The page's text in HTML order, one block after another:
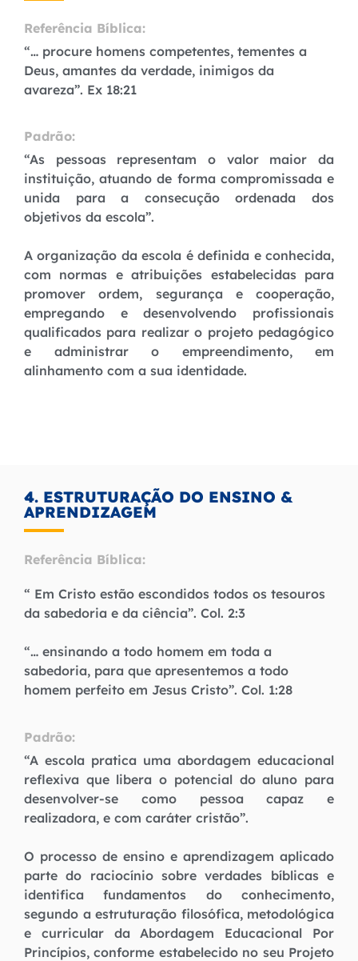
Referência Bíblica:
“… procure homens competentes, tementes a
Deus, amantes da verdade, inimigos da
avareza”. Ex 18:21
Padrão:
“As pessoas representam o valor maior da
instituição, atuando de forma compromissada e
unida para a consecução ordenada dos
objetivos da escola”.
A organização da escola é definida e conhecida,
com normas e atribuições estabelecidas para
promover ordem, segurança e cooperação,
empregando e desenvolvendo profissionais
qualificados para realizar o projeto pedagógico
e administrar o empreendimento, em
alinhamento com a sua identidade.
4. ESTRUTURAÇÃO DO ENSINO &
APRENDIZAGEM
Referência Bíblica:
“ Em Cristo estão escondidos todos os tesouros
da sabedoria e da ciência”. Col. 2:3
“… ensinando a todo homem em toda a
sabedoria, para que apresentemos a todo
homem perfeito em Jesus Cristo”. Col. 1:28
Padrão:
“A escola pratica uma abordagem educacional
reflexiva que libera o potencial do aluno para
desenvolver-se como pessoa capaz e
realizadora, e com caráter cristão”.
O processo de ensino e aprendizagem aplicado
parte do raciocínio sobre verdades bíblicas e
identifica fundamentos do conhecimento,
segundo a estruturação filosófica, metodológica
e curricular da Abordagem Educacional Por
Princípios, conforme estabelecido no seu Projeto